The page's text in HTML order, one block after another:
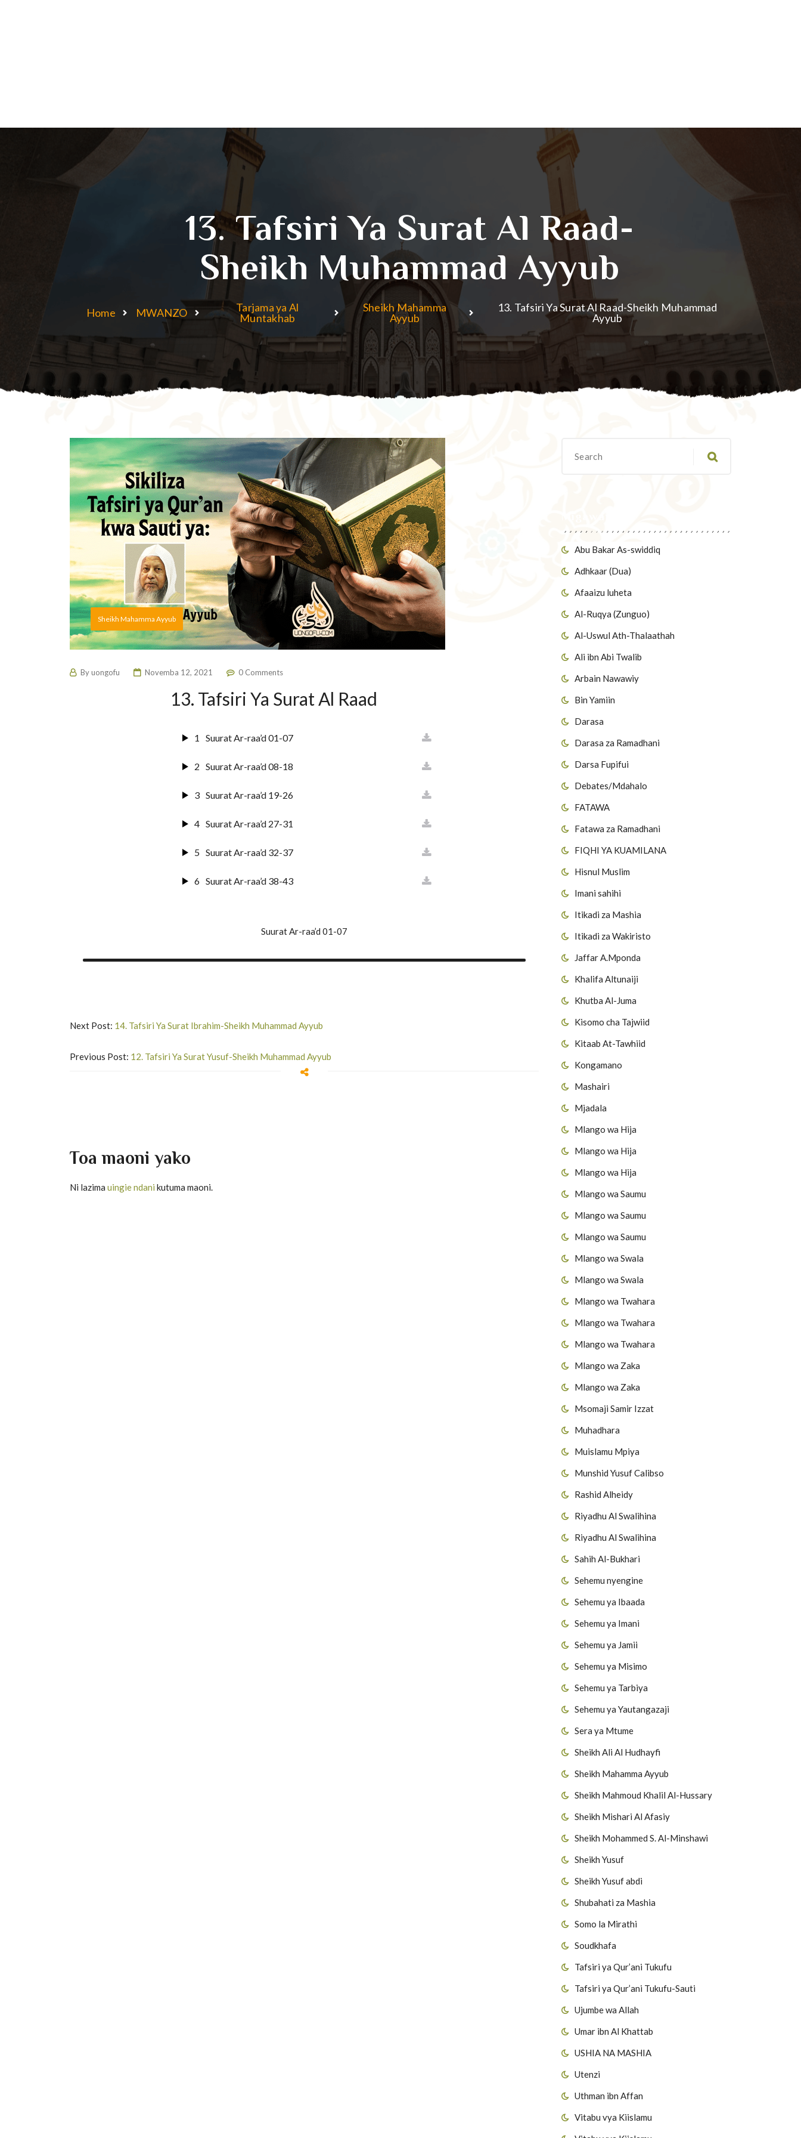
13. Tafsiri Ya Surat Al Raad-
Sheikh Muhammad Ayyub
Home MWANZO
Tarjama ya Al
Muntakhab
Sheikh Mahamma
Ayyub
13. Tafsiri Ya Surat Al Raad-Sheikh Muhammad
Ayyub
Abu Bakar As-swiddiq
Adhkaar (Dua)
Afaaizu luheta
Al-Ruqya (Zunguo)
Al-Uswul Ath-Thalaathah
Ali ibn Abi Twalib
Arbain Nawawiy
Bin Yamiin
Darasa
Darasa za Ramadhani
Darsa Fupifui
Debates/Mdahalo
FATAWA
Fatawa za Ramadhani
FIQHI YA KUAMILANA
Hisnul Muslim
Imani sahihi
Itikadi za Mashia
Itikadi za Wakiristo
Jaffar A.Mponda
Khalifa Altunaiji
Khutba Al-Juma
Kisomo cha Tajwiid
Kitaab At-Tawhiid
Kongamano
Mashairi
Mjadala
Mlango wa Hija
Mlango wa Hija
Mlango wa Hija
Mlango wa Saumu
Mlango wa Saumu
Mlango wa Saumu
Mlango wa Swala
Mlango wa Swala
Mlango wa Twahara
Mlango wa Twahara
Mlango wa Twahara
Mlango wa Zaka
Mlango wa Zaka
Msomaji Samir Izzat
Muhadhara
Muislamu Mpiya
Munshid Yusuf Calibso
Rashid Alheidy
Riyadhu Al Swalihina
Riyadhu Al Swalihina
Sahih Al-Bukhari
Sehemu nyengine
Sehemu ya Ibaada
Sehemu ya Imani
Sehemu ya Jamii
Sehemu ya Misimo
Sehemu ya Tarbiya
Sehemu ya Yautangazaji
Sera ya Mtume
Sheikh Ali Al Hudhayfi
Sheikh Mahamma Ayyub
Sheikh Mahmoud Khalil Al-Hussary
Sheikh Mishari Al Afasiy
Sheikh Mohammed S. Al-Minshawi
Sheikh Yusuf
Sheikh Yusuf abdi
Shubahati za Mashia
Somo la Mirathi
Soudkhafa
Tafsiri ya Qur’ani Tukufu
Tafsiri ya Qur’ani Tukufu-Sauti
Ujumbe wa Allah
Umar ibn Al Khattab
USHIA NA MASHIA
Utenzi
Uthman ibn Affan
Vitabu vya Kiislamu
Sheikh Mahamma Ayyub
Byuongofu Novemba 12, 2021 0 Comments
13. Tafsiri Ya Surat Al Raad
1 Suurat Ar-raa’d 01-07
2 Suurat Ar-raa’d 08-18
3 Suurat Ar-raa’d 19-26
4 Suurat Ar-raa’d 27-31
5 Suurat Ar-raa’d 32-37
6 Suurat Ar-raa’d 38-43
Suurat Ar-raa’d 01-07
Next Post: 14. Tafsiri Ya Surat Ibrahim-Sheikh Muhammad Ayyub
Previous Post: 12. Tafsiri Ya Surat Yusuf-Sheikh Muhammad Ayyub
Toa maoni yako
Ni lazima uingie ndani kutuma maoni.